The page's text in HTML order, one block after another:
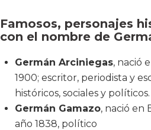
Famosos, personajes
con el nombre de
Germán Arciniegas, nació
1900; escritor, periodista y
históricos, sociales y políticos.
Germán Gamazo, nació en
año 1838, político